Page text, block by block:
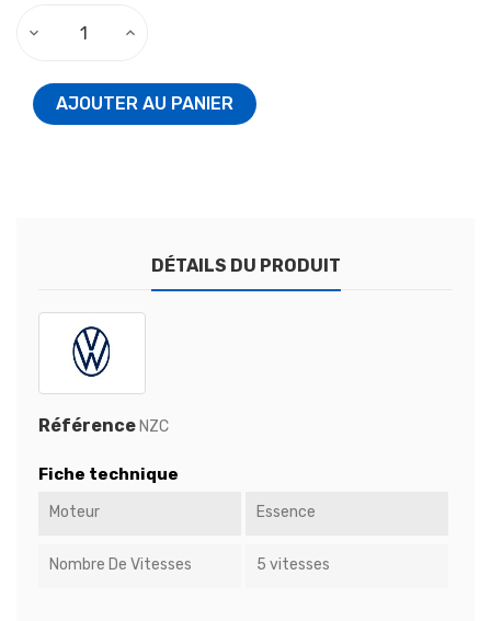
AJOUTER AU PANIER
DÉTAILS DU PRODUIT
Référence NZC
Fiche technique
Moteur Essence
Nombre De Vitesses 5 vitesses